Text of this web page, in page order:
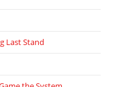
Last Stand